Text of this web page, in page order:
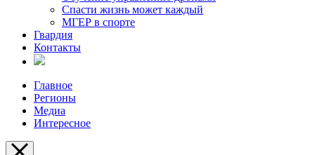
Спасти жизнь может каждый
МГЕР в спорте
Гвардия
Контакты
Главное
Регионы
Медиа
Интересное